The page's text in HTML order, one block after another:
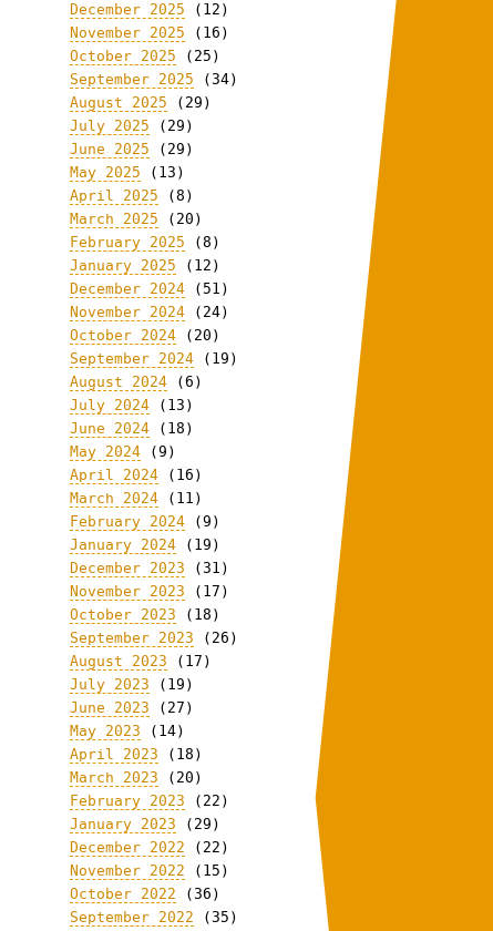
December 2025 (12)
November 2025 (16)
October 2025 (25)
September 2025 (34)
August 2025 (29)
July 2025 (29)
June 2025 (29)
May 2025 (13)
April 2025 (8)
March 2025 (20)
February 2025 (8)
January 2025 (12)
December 2024 (51)
November 2024 (24)
October 2024 (20)
September 2024 (19)
August 2024 (6)
July 2024 (13)
June 2024 (18)
May 2024 (9)
April 2024 (16)
March 2024 (11)
February 2024 (9)
January 2024 (19)
December 2023 (31)
November 2023 (17)
October 2023 (18)
September 2023 (26)
August 2023 (17)
July 2023 (19)
June 2023 (27)
May 2023 (14)
April 2023 (18)
March 2023 (20)
February 2023 (22)
January 2023 (29)
December 2022 (22)
November 2022 (15)
October 2022 (36)
September 2022 (35)